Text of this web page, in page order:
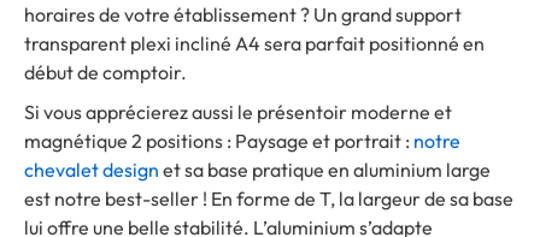
horaires de votre établissement ? Un grand support
transparent plexi incliné A4 sera parfait positionné en
début de comptoir.
Si vous apprécierez aussi le présentoir moderne et
magnétique 2 positions : Paysage et portrait : notre
chevalet design et sa base pratique en aluminium large
est notre best-seller ! En forme de T, la largeur de sa base
lui offre une belle stabilité. L’aluminium s’adapte